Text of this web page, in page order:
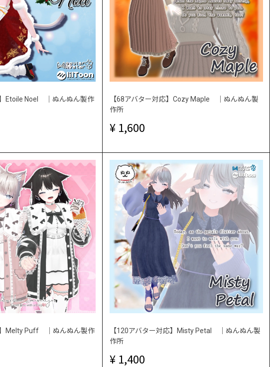
】Etoile Noel ｜ぬんぬん製作
【68アバター対応】Cozy Maple ｜ぬんぬん製
作所
1,600
】Melty Puff ｜ぬんぬん製作
【120アバター対応】Misty Petal ｜ぬんぬん製
作所
1,400